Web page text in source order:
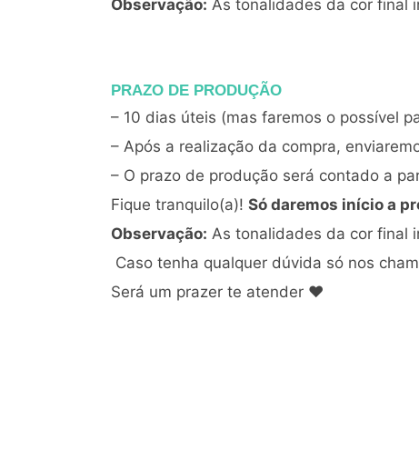
Observação: As tonalidades da cor final
PRAZO DE PRODUÇÃO
– 10 dias úteis (mas faremos o possível
– Após a realização da compra,
– O prazo de produção será contado a
Fique tranquilo(a)! Só daremos início a
Observação: As tonalidades da cor final
Caso tenha qualquer dúvida só nos
Será um prazer te atender ♥